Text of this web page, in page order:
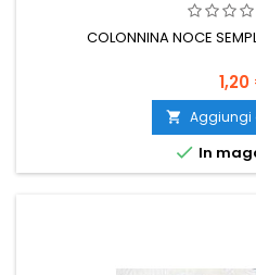
COLONNINA NOCE
 Aggiungi
 In